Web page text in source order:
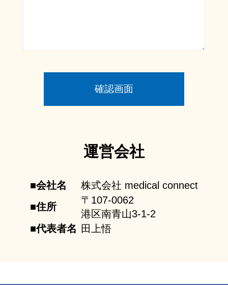
確認画面
運営会社
■会社名
株式会社 medical connect
■住所
〒107-0062
港区南青山3-1-2
■代表者名 田上悟